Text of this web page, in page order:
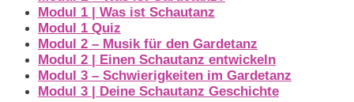
Modul 1 | Was ist Schautanz
Modul 1 Quiz
Modul 2 – Musik für den Gardetanz
Modul 2 | Einen Schautanz entwickeln
Modul 3 – Schwierigkeiten im Gardetanz
Modul 3 | Deine Schautanz Geschichte